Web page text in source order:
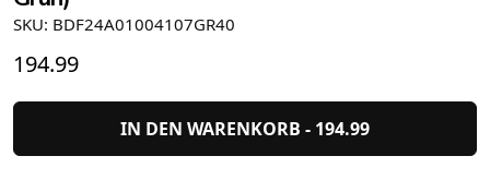
SKU: BDF24A01004107GR40
194.99
IN DEN WARENKORB - 194.99